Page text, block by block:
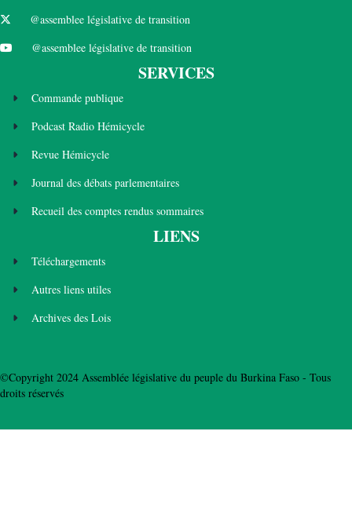
@assemblee législative de transition
@assemblee législative de transition
SERVICES
Commande publique
Podcast Radio Hémicycle
Revue Hémicycle
Journal des débats parlementaires
Recueil des comptes rendus sommaires
LIENS
Téléchargements
Autres liens utiles
Archives des Lois
©Copyright 2024 Assemblée législative du peuple du Burkina Faso - Tous
droits réservés